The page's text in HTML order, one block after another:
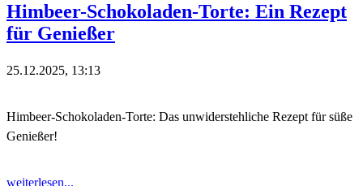
Himbeer-Schokoladen-Torte: Ein Rezept
für Genießer
25.12.2025, 13:13
Himbeer-Schokoladen-Torte: Das unwiderstehliche Rezept für süße
Genießer!
weiterlesen...